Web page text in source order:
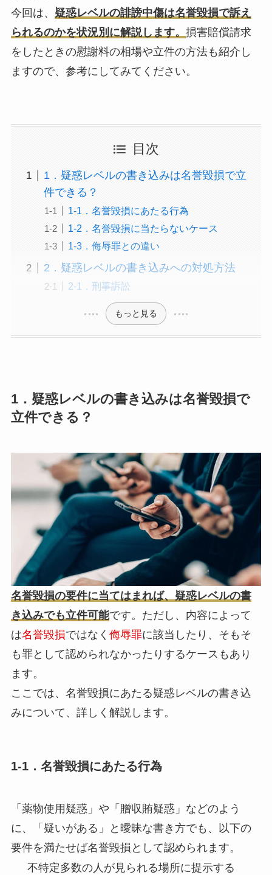
今回は、 疑惑レベルの誹謗中傷は名誉毀損で訴え
られるのかを状況別に解説します。 損害賠償請求
をしたときの慰謝料の相場や立件の方法も紹介し
ますので、参考にしてみてください。
目次
1．疑惑レベルの書き込みは名誉毀損で立
件できる？
1-1．名誉毀損にあたる行為
1-2．名誉毀損に当たらないケース
1-3．侮辱罪との違い
2．疑惑レベルの書き込みへの対処方法
2-1．刑事訴訟
もっと見る
1．疑惑レベルの書き込みは名誉毀損で
立件できる？
名誉毀損の要件に当てはまれば、疑惑レベルの書
き込みでも立件可能です。ただし、内容によって
は名誉毀損ではなく 侮辱罪に該当したり、そもそ
も罪として認められなかったりするケースもあり
ます。
ここでは、名誉毀損にあたる疑惑レベルの書き込
みについて、詳しく解説します。
1-1．名誉毀損にあたる行為
「薬物使用疑惑」や「贈収賄疑惑」などのよう
に、「疑いがある」と曖昧な書き方でも、以下の
要件を満たせば名誉毀損として認められます。
不特定多数の人が見られる場所に提示する